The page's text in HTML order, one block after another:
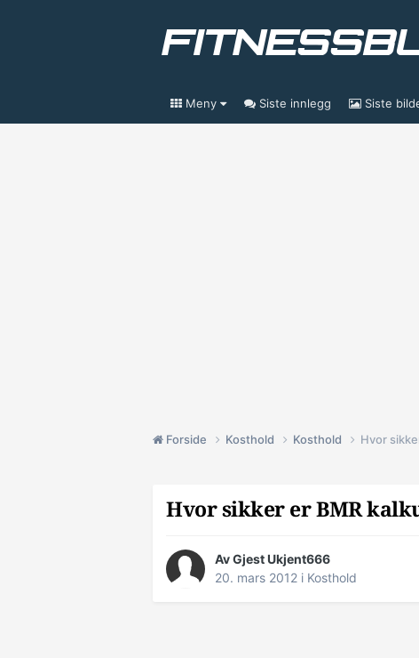
Meny Siste innlegg Siste
Forside Kosthold Kosthold Hvor
Hvor sikker er BMR
Av Gjest Ukjent666
20. mars 2012 i Kosthold